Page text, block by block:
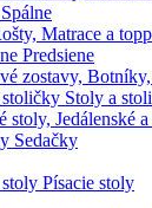
Spálne
Matrace a
Predsiene
zostavy, Botníky,
Stoly a
stoly, Jedálenské
Sedačky
Písacie stoly